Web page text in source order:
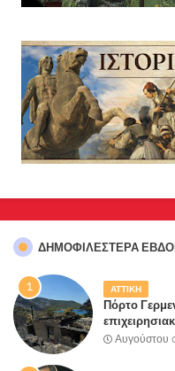
ΔΗΜΟΦΙΛΈΣΤΕΡΑ
ΑΤΤΙΚΗ
Πόρτο
ετοιμάζουν
Αυγούστου